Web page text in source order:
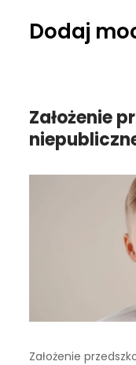
Dodaj
Założenie
Założenie